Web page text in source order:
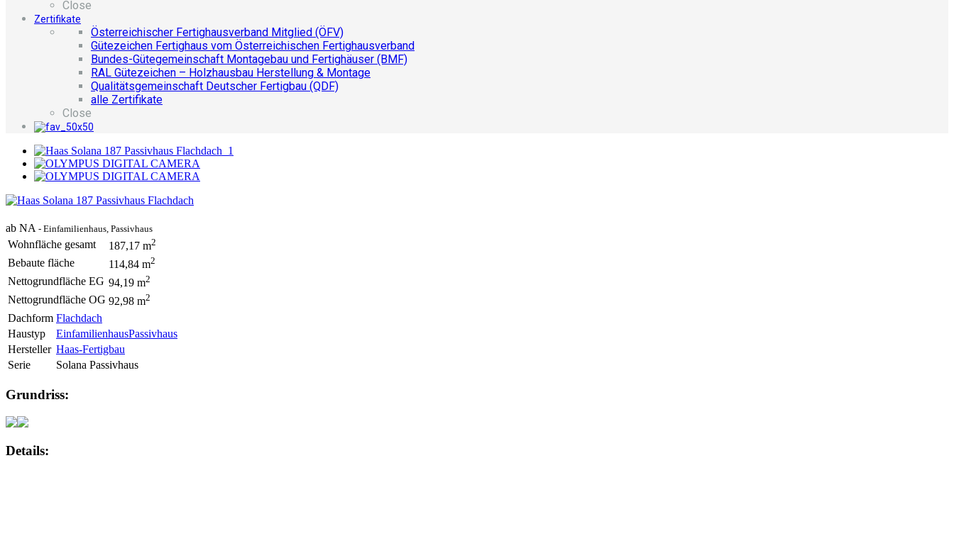
Close
Zertifikate
Österreichischer Fertighausverband Mitglied (ÖFV)
Gütezeichen Fertighaus vom Österreichischen Fertighausverband
Bundes-Gütegemeinschaft Montagebau und Fertighäuser (BMF)
RAL Gütezeichen – Holzhausbau Herstellung & Montage
Qualitätsgemeinschaft Deutscher Fertigbau (QDF)
alle Zertifikate
Close
ab NA - Einfamilienhaus, Passivhaus
Wohnfläche gesamt 187,17 m2
Bebaute fläche 114,84 m2
Nettogrundfläche EG 94,19 m2
Nettogrundfläche OG 92,98 m2
Dachform Flachdach
Haustyp
EinfamilienhausPassivhaus
Hersteller Haas-Fertigbau
Serie
Solana Passivhaus
Grundriss:
Details: